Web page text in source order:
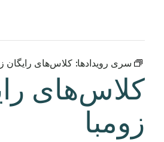
سری رویدادها: کلاس‌های رایگان
کلاس‌های
زومبا